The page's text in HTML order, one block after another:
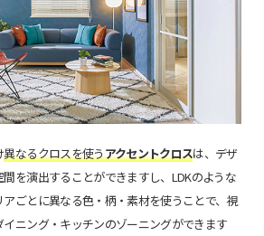
異なるクロスを使うアクセントクロスは、デザ
を演出することができますし、LDKのような
ごとに異なる色・柄・素材を使うことで、視
ニング・キッチンのゾーニングができます